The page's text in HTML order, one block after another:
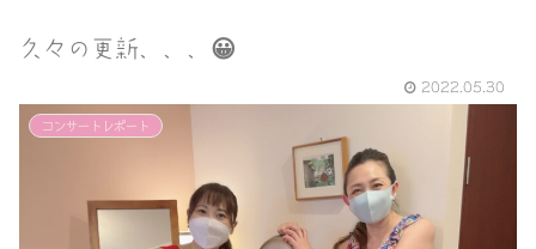
久々の更新、、、😀
2022.05.30
コンサートレポート